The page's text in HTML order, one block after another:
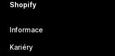
Shopify
Informace
Kariéry